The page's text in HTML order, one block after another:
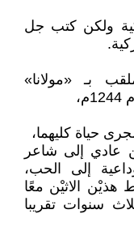
ولكن كتب جل
بـ «مولانا»
حياة كليهما،
إلى شاعر
إلى الحب،
هذيْن الاثيْن معًا
سنوات تقريبا